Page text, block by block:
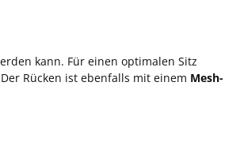
kann. Für einen optimalen Sitz
Rücken ist ebenfalls mit einem Mesh-